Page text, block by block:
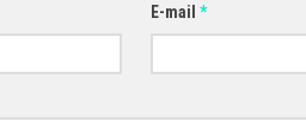
E-mail*